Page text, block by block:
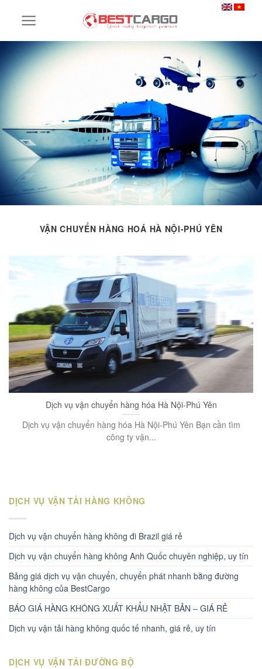
VẬN CHUYỂN HÀNG HOÁ HÀ NỘI-PHÚ YÊN
Dịch vụ vận chuyển hàng hóa Hà Nội-Phú Yên
Dịch vụ vận chuyển hàng hóa Hà Nội-Phú Yên Bạn cần tìm
công ty vận...
DỊCH VỤ VẬN TẢI HÀNG KHÔNG
Dịch vụ vận chuyển hàng không đi Brazil giá rẻ
Dịch vụ vận chuyển hàng không Anh Quốc chuyên nghiệp, uy tín
Bảng giá dịch vụ vận chuyển, chuyển phát nhanh bằng đường
hàng không của BestCargo
BÁO GIÁ HÀNG KHÔNG XUẤT KHẨU NHẬT BẢN – GIÁ RẺ
Dịch vụ vận tải hàng không quốc tế nhanh, giá rẻ, uy tín
DỊCH VỤ VẬN TẢI ĐƯỜNG BỘ